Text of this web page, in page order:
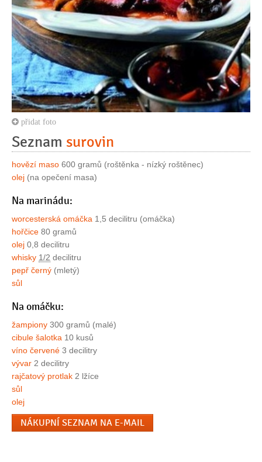
přidat foto
Seznam surovin
hovězí maso 600 gramů (roštěnka - nízký roštěnec)
olej (na opečení masa)
Na marinádu:
worcesterská omáčka 1,5 decilitru (omáčka)
hořčice 80 gramů
olej 0,8 decilitru
whisky 1/2 decilitru
pepř černý (mletý)
sůl
Na omáčku:
žampiony 300 gramů (malé)
cibule šalotka 10 kusů
víno červené 3 decilitry
vývar 2 decilitry
rajčatový protlak 2 lžíce
sůl
olej
NÁKUPNÍ SEZNAM NA E-MAIL